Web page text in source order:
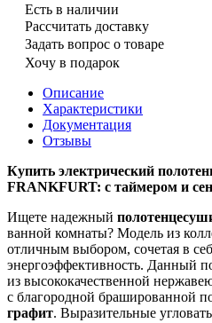
Есть в наличии
Рассчитать доставку
Задать вопрос о товаре
Хочу в подарок
Описание
Характеристики
Документация
Отзывы
Купить электрический
FRANKFURT: с таймером и
Ищете надежный
ванной комнаты? Модель из
отличным выбором, сочетая в
энергоэффективность. Данный
из высококачественной
с благородной брашированной
графит. Выразительные